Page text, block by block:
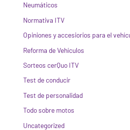
Neumáticos
Normativa ITV
Opiniones y accesiorios para el
Reforma de Vehículos
Sorteos cerQuo ITV
Test de conducir
Test de personalidad
Todo sobre motos
Uncategorized